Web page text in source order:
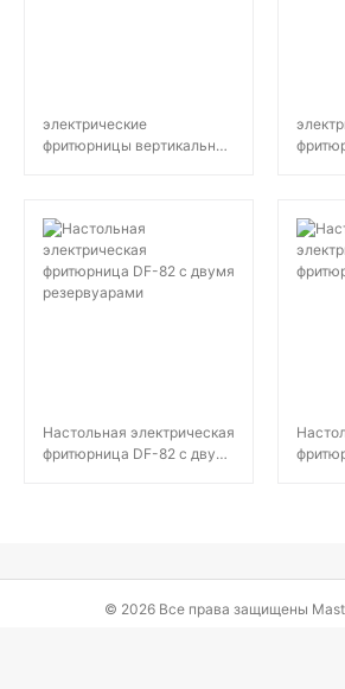
электрические
фритюрницы вертикальный
Настольная электрическая
фритюрница DF-82 с двумя
© 2026 Все права защищены